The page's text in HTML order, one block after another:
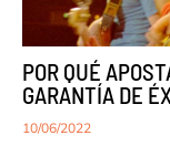
POR QUÉ
GARANTÍA DE
10/06/2022